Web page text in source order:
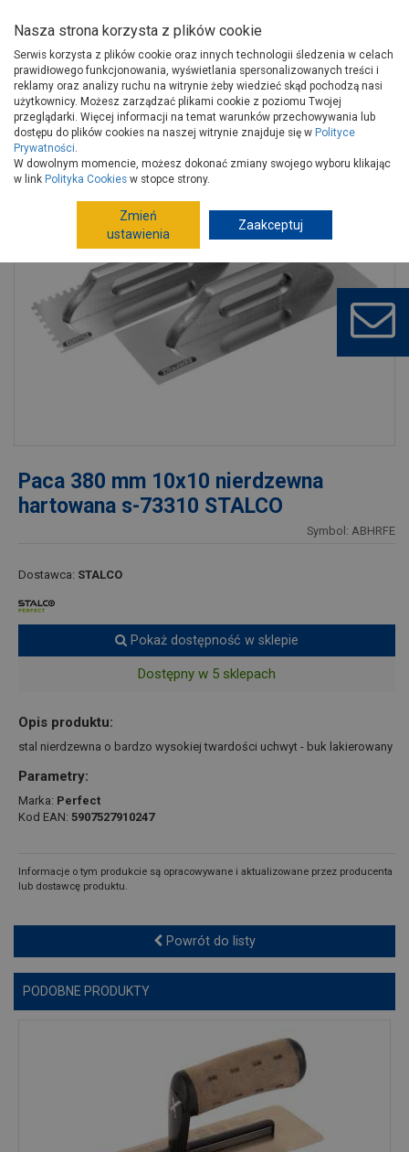
Strona główna Narzędzia
Narzędzia ręczne, warsztat
Narzędzia murarskie
Pace
Paca 380 mm 10x10 nierdzewna hartowana s-73310 STALCO
Paca 380 mm 10x10 nierdzewna
hartowana s-73310 STALCO
Symbol: ABHRFE
Dostawca: STALCO
Pokaż dostępność w sklepie
Dostępny w 5 sklepach
Opis produktu:
stal nierdzewna o bardzo wysokiej twardości uchwyt - buk lakierowany
Parametry:
Marka: Perfect
Kod EAN: 5907527910247
Informacje o tym produkcie są opracowywane i aktualizowane przez producenta
lub dostawcę produktu.
Powrót do listy
PODOBNE PRODUKTY
Nasza strona korzysta z plików cookie
Serwis korzysta z plików cookie oraz innych technologii śledzenia w celach
prawidłowego funkcjonowania, wyświetlania spersonalizowanych treści i
reklamy oraz analizy ruchu na witrynie żeby wiedzieć skąd pochodzą nasi
użytkownicy. Możesz zarządzać plikami cookie z poziomu Twojej
przeglądarki. Więcej informacji na temat warunków przechowywania lub
dostępu do plików cookies na naszej witrynie znajduje się w Polityce
Prywatności.
W dowolnym momencie, możesz dokonać zmiany swojego wyboru klikając
w link Polityka Cookies w stopce strony.
Zmień
ustawienia
Zaakceptuj